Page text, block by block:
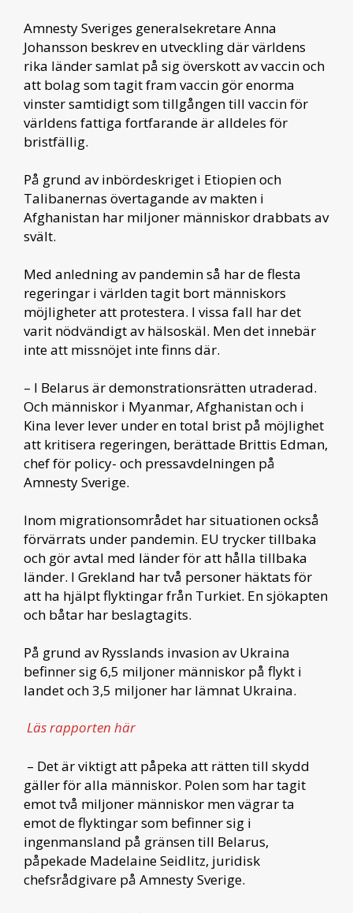
Amnesty Sveriges generalsekretare Anna
Johansson beskrev en utveckling där världens
rika länder samlat på sig överskott av vaccin och
att bolag som tagit fram vaccin gör enorma
vinster samtidigt som tillgången till vaccin för
världens fattiga fortfarande är alldeles för
bristfällig.
På grund av inbördeskriget i Etiopien och
Talibanernas övertagande av makten i
Afghanistan har miljoner människor drabbats av
svält.
Med anledning av pandemin så har de flesta
regeringar i världen tagit bort människors
möjligheter att protestera. I vissa fall har det
varit nödvändigt av hälsoskäl. Men det innebär
inte att missnöjet inte finns där.
– I Belarus är demonstrationsrätten utraderad.
Och människor i Myanmar, Afghanistan och i
Kina lever lever under en total brist på möjlighet
att kritisera regeringen, berättade Brittis Edman,
chef för policy- och pressavdelningen på
Amnesty Sverige.
Inom migrationsområdet har situationen också
förvärrats under pandemin. EU trycker tillbaka
och gör avtal med länder för att hålla tillbaka
länder. I Grekland har två personer häktats för
att ha hjälpt flyktingar från Turkiet. En sjökapten
och båtar har beslagtagits.
På grund av Rysslands invasion av Ukraina
befinner sig 6,5 miljoner människor på flykt i
landet och 3,5 miljoner har lämnat Ukraina.
Läs rapporten här
– Det är viktigt att påpeka att rätten till skydd
gäller för alla människor. Polen som har tagit
emot två miljoner människor men vägrar ta
emot de flyktingar som befinner sig i
ingenmansland på gränsen till Belarus,
påpekade Madelaine Seidlitz, juridisk
chefsrådgivare på Amnesty Sverige.